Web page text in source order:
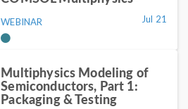
WEBINAR Jul 21
Multiphysics Modeling of
Semiconductors, Part 1:
Packaging & Testing